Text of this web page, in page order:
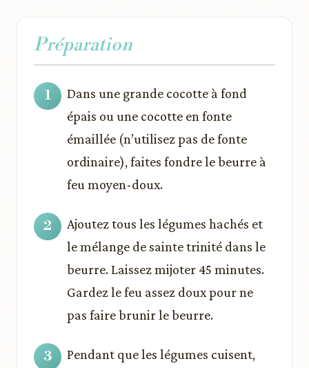
Préparation
Dans une grande cocotte à fond
épais ou une cocotte en fonte
émaillée (n’utilisez pas de fonte
ordinaire), faites fondre le beurre à
feu moyen-doux.
Ajoutez tous les légumes hachés et
le mélange de sainte trinité dans le
beurre. Laissez mijoter 45 minutes.
Gardez le feu assez doux pour ne
pas faire brunir le beurre.
Pendant que les légumes cuisent,